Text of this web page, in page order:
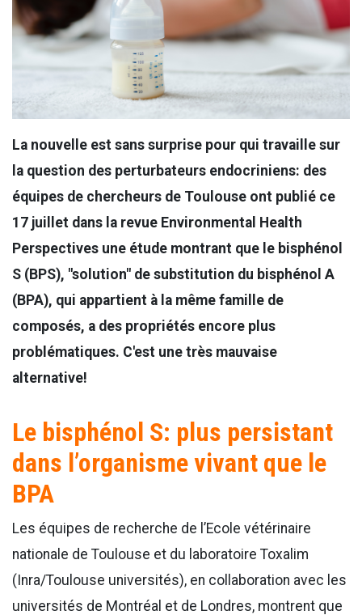
La nouvelle est sans surprise pour qui travaille sur
la question des perturbateurs endocriniens: des
équipes de chercheurs de Toulouse ont publié ce
17 juillet dans la revue Environmental Health
Perspectives une étude montrant que le bisphénol
S (BPS), "solution" de substitution du bisphénol A
(BPA), qui appartient à la même famille de
composés, a des propriétés encore plus
problématiques. C'est une très mauvaise
alternative!
Le bisphénol S: plus persistant
dans l’organisme vivant que le
BPA
Les équipes de recherche de l’Ecole vétérinaire
nationale de Toulouse et du laboratoire Toxalim
(Inra/Toulouse universités), en collaboration avec les
universités de Montréal et de Londres, montrent que